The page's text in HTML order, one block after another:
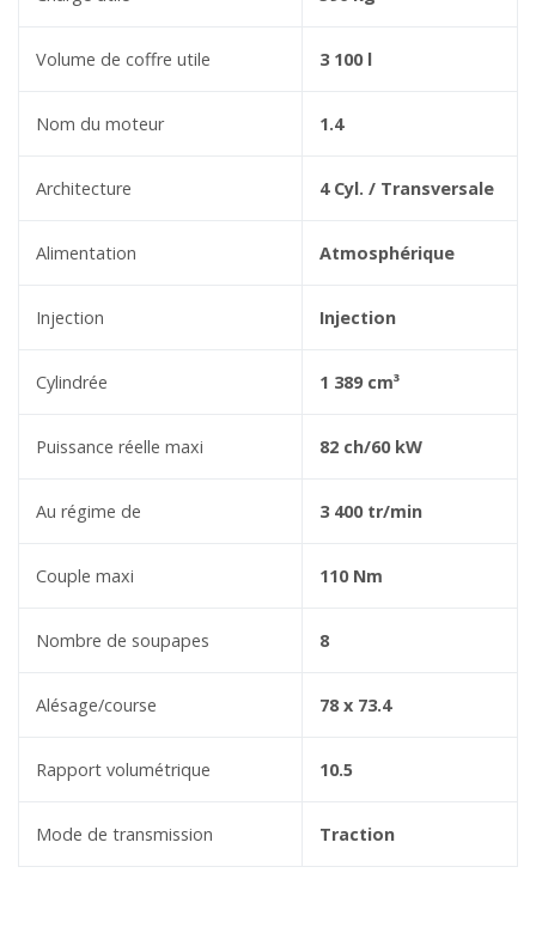
Volume de coffre utile 3 100 l
Nom du moteur 1.4
Architecture 4 Cyl. / Transversale
Alimentation Atmosphérique
Injection Injection
Cylindrée 1 389 cm³
Puissance réelle maxi 82 ch/60 kW
Au régime de 3 400 tr/min
Couple maxi 110 Nm
Nombre de soupapes 8
Alésage/course 78 x 73.4
Rapport volumétrique 10.5
Mode de transmission Traction